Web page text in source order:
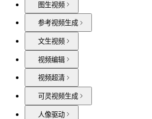
图生视频
参考视频生成
文生视频
视频编辑
视频超清
可灵视频生成
人像驱动